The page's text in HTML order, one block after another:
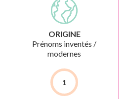
ORIGINE
Prénoms inventés /
modernes
1